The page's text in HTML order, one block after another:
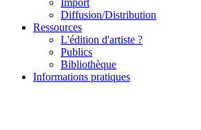
Import
Diffusion/Distribution
Ressources
L'édition d'artiste ?
Publics
Bibliothèque
Informations pratiques